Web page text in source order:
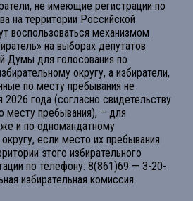
не имеющие регистрации по
на территории Российской
воспользоваться механизмом
на выборах депутатов
Думы для голосования по
округу, а избиратели,
по месту пребывания не
года (согласно свидетельству
месту пребывания), – для
и по одномандатному
если место их пребывания
этого избирательного
по телефону: 8(861)69 — 3-20-
избирательная комиссия